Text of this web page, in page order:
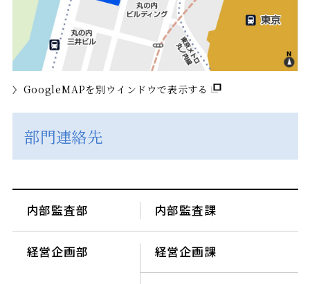
GoogleMAPを別ウインドウで表示する
部門連絡先
内部監査部 内部監査課
経営企画部 経営企画課